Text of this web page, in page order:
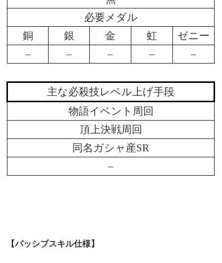
必要メダル
銅
銀 金 虹
ゼニー
–
– – – –
主な必殺技レベル上げ手段
物語イベント周回
頂上決戦周回
同名ガシャ産SR
–
【パッシブスキル仕様】